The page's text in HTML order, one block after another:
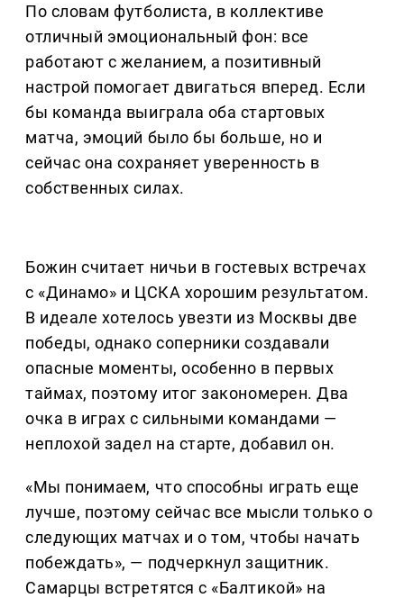
По словам футболиста, в коллективе
отличный эмоциональный фон: все
работают с желанием, а позитивный
настрой помогает двигаться вперед. Если
бы команда выиграла оба стартовых
матча, эмоций было бы больше, но и
сейчас она сохраняет уверенность в
собственных силах.
Божин считает ничьи в гостевых встречах
с «Динамо» и ЦСКА хорошим результатом.
В идеале хотелось увезти из Москвы две
победы, однако соперники создавали
опасные моменты, особенно в первых
таймах, поэтому итог закономерен. Два
очка в играх с сильными командами —
неплохой задел на старте, добавил он.
«Мы понимаем, что способны играть еще
лучше, поэтому сейчас все мысли только о
следующих матчах и о том, чтобы начать
побеждать», — подчеркнул защитник.
Самарцы встретятся с «Балтикой» на